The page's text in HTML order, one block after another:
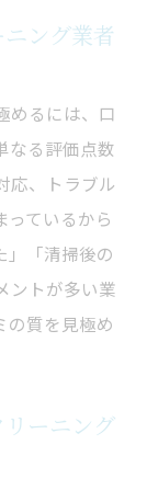
ング業者
めるには、口
なる評価点数
応、トラブル
ているから
」「清掃後の
ントが多い業
の質を見極め
ーニング